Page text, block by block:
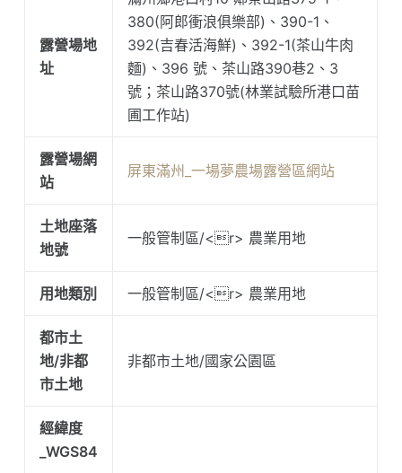
露營場地
址
380(阿郎衝浪俱樂部)、390-1、
392(吉春活海鮮)、392-1(茶山牛肉
麵)、396 號、茶山路390巷2、3
號；茶山路370號(林業試驗所港口苗
圃工作站)
露營場網
站
屏東滿州_一場夢農場露營區網站
土地座落
地號
一般管制區/<r> 農業用地
用地類別 一般管制區/<r> 農業用地
都市土
地/非都
市土地
非都市土地/國家公園區
經緯度
_WGS84